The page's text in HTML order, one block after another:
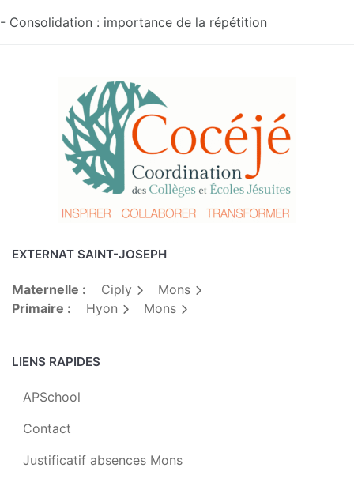
- Consolidation : importance de la répétition
EXTERNAT SAINT-JOSEPH
Maternelle : Ciply
Mons
Primaire :
Hyon Mons
LIENS RAPIDES
APSchool
Contact
Justificatif absences Mons